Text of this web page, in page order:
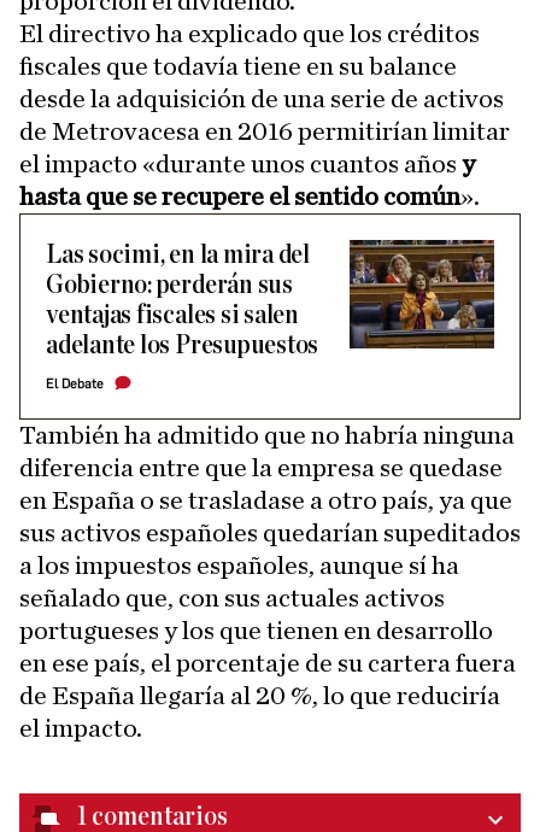
El directivo ha explicado que los créditos
fiscales que todavía tiene en su balance
desde la adquisición de una serie de activos
de Metrovacesa en 2016 permitirían limitar
el impacto «durante unos cuantos años y
hasta que se recupere el sentido común».
Las socimi, en la mira del
Gobierno: perderán sus
ventajas fiscales si salen
adelante los Presupuestos
El Debate
También ha admitido que no habría ninguna
diferencia entre que la empresa se quedase
en España o se trasladase a otro país, ya que
sus activos españoles quedarían supeditados
a los impuestos españoles, aunque sí ha
señalado que, con sus actuales activos
portugueses y los que tienen en desarrollo
en ese país, el porcentaje de su cartera fuera
de España llegaría al 20 %, lo que reduciría
el impacto.
1 comentarios